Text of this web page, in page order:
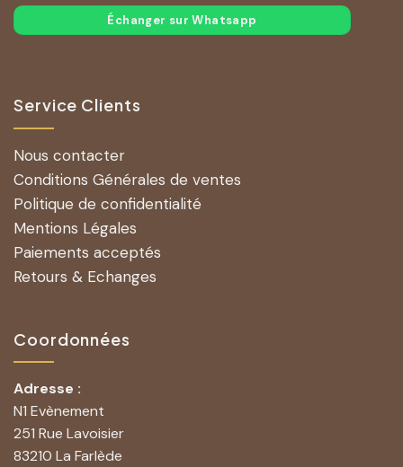
Échanger sur Whatsapp
Service Clients
Nous contacter
Conditions Générales de ventes
Politique de confidentialité
Mentions Légales
Paiements acceptés
Retours & Echanges
Coordonnées
Adresse :
N1 Evènement
251 Rue Lavoisier
83210 La Farlède